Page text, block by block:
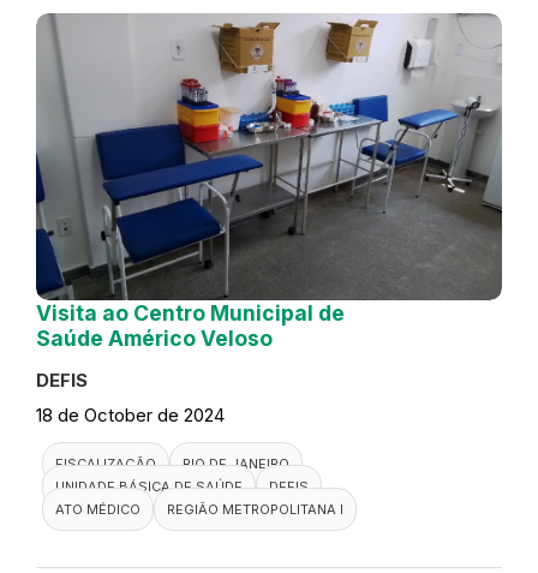
Visita ao Centro Municipal de
Saúde Américo Veloso
DEFIS
18 de October de 2024
FISCALIZAÇÃO
RIO DE JANEIRO
UNIDADE BÁSICA DE SAÚDE
DEFIS
ATO MÉDICO
REGIÃO METROPOLITANA I